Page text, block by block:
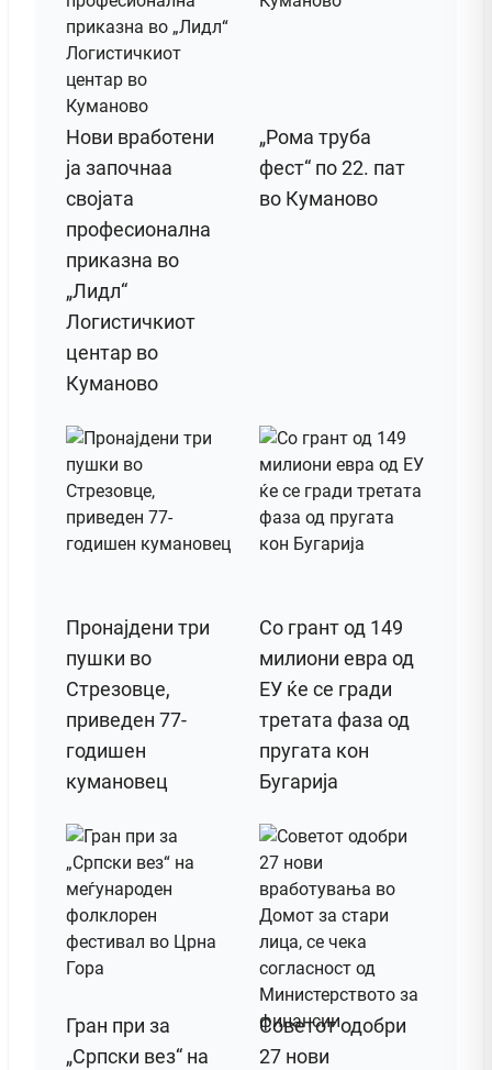
Нови вработени
ја започнаа
својата
професионална
приказна во
„Лидл“
Логистичкиот
центар во
Куманово
„Рома труба
фест“ по 22. пат
во Куманово
Пронајдени три
пушки во
Стрезовце,
приведен 77-
годишен
кумановец
Со грант од 149
милиони евра од
ЕУ ќе се гради
третата фаза од
пругата кон
Бугарија
Гран при за
„Српски вез“ на
Советот одобри
27 нови